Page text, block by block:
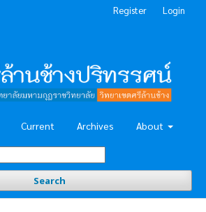
Current Archives About
Search
Register Login